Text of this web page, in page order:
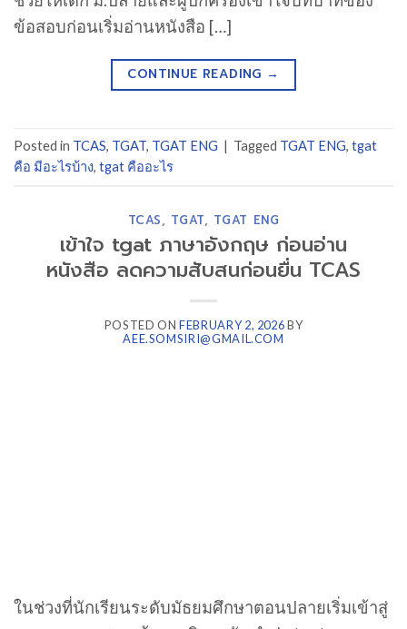
ข้อสอบก่อนเริ่มอ่านหนังสือ […]
CONTINUE READING →
Posted in TCAS, TGAT, TGAT ENG | Tagged TGAT ENG, tgat
คือ มีอะไรบ้าง, tgat คืออะไร
TCAS, TGAT, TGAT ENG
เข้าใจ tgat ภาษาอังกฤษ ก่อนอ่าน
หนังสือ ลดความสับสนก่อนยื่น TCAS
POSTED ONFEBRUARY 2, 2026BY
AEE.SOMSIRI@GMAIL.COM
ในช่วงที่นักเรียนระดับมัธยมศึกษาตอนปลายเริ่มเข้าสู่